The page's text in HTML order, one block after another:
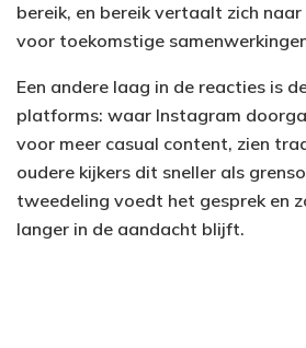
bereik, en bereik vertaalt zich
voor toekomstige
Een andere laag in de reacties is
platforms: waar Instagram
voor meer casual content, zien
oudere kijkers dit sneller als
tweedeling voedt het gesprek en
langer in de aandacht blijft.